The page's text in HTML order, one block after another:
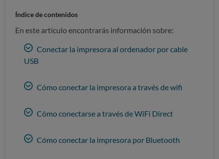
Índice de contenidos
En este artículo encontrarás información sobre:
Conectar la impresora al ordenador por cable
USB
Cómo conectar la impresora a través de wifi
Cómo conectarse a través de WiFi Direct
Cómo conectar la impresora por Bluetooth